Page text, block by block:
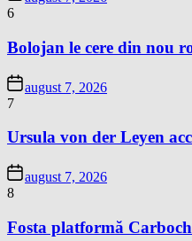
6
Bolojan le cere din nou
august 7, 2026
7
Ursula von der Leyen
august 7, 2026
8
Fosta platformă